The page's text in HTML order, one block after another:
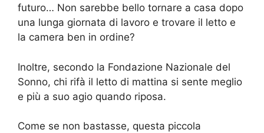
futuro… Non sarebbe bello tornare a casa dopo
una lunga giornata di lavoro e trovare il letto e
la camera ben in ordine?
Inoltre, secondo la Fondazione Nazionale del
Sonno, chi rifà il letto di mattina si sente meglio
e più a suo agio quando riposa.
Come se non bastasse, questa piccola